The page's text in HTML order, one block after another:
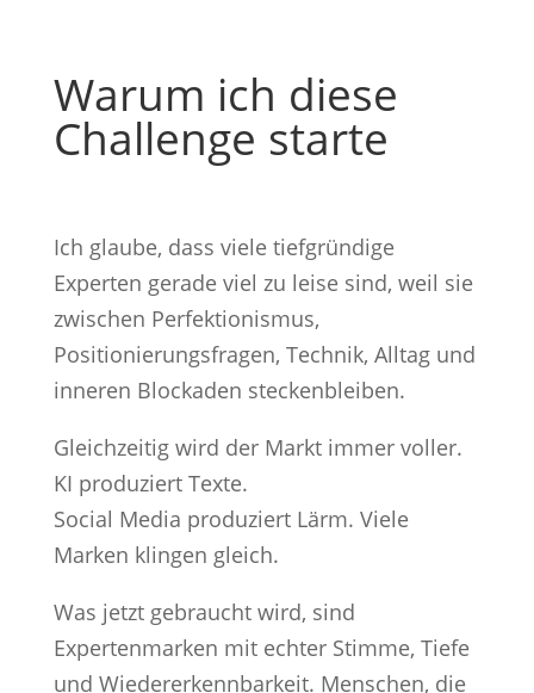
Warum ich diese
Challenge starte
Ich glaube, dass viele tiefgründige
Experten gerade viel zu leise sind, weil sie
zwischen Perfektionismus,
Positionierungsfragen, Technik, Alltag und
inneren Blockaden steckenbleiben.
Gleichzeitig wird der Markt immer voller.
KI produziert Texte.
Social Media produziert Lärm. Viele
Marken klingen gleich.
Was jetzt gebraucht wird, sind
Expertenmarken mit echter Stimme, Tiefe
und Wiedererkennbarkeit. Menschen, die